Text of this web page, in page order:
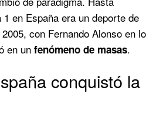
en España era un deporte de
con Fernando Alonso en lo
en un fenómeno de masas.
conquistó la